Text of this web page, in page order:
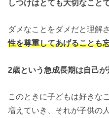
しつけはとても大切なこと
ダメなことをダメだと理解
性を尊重してあげることも
2歳という急成長期は自己
このときに子どもは好きな
増えていき、それが子供の